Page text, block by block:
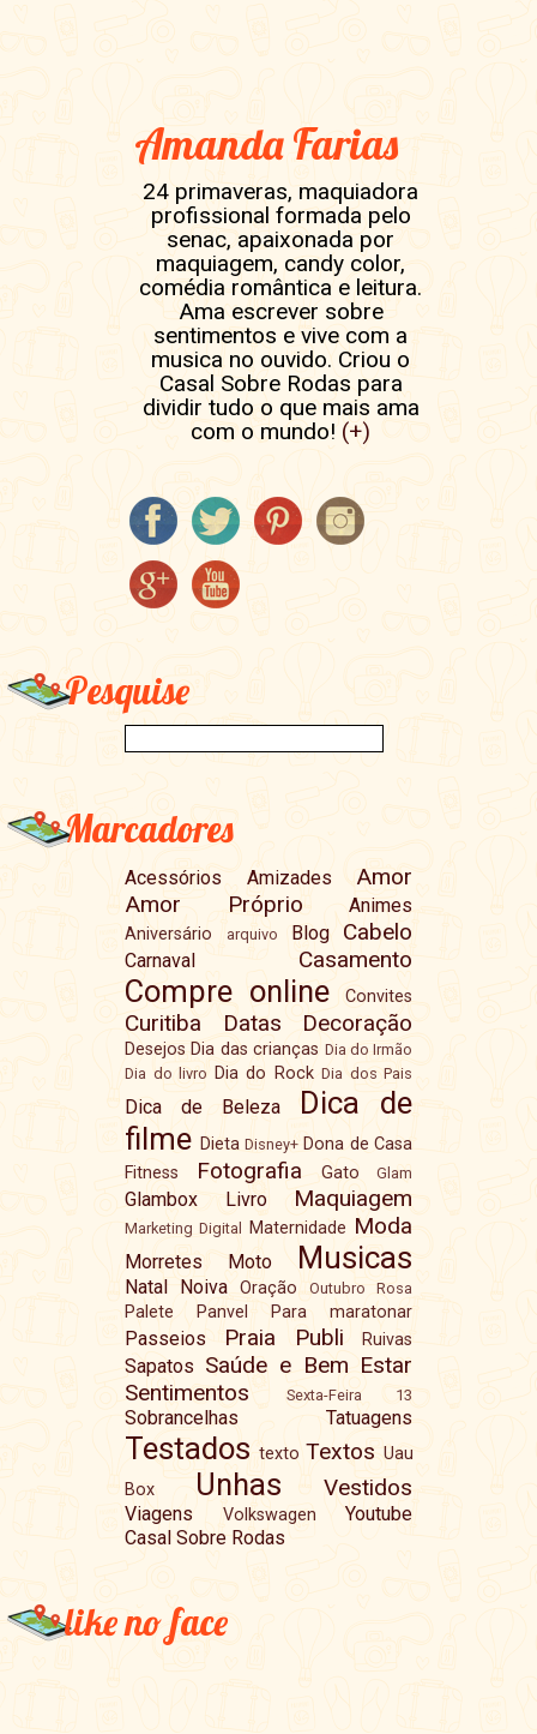
Amanda Farias
24 primaveras, maquiadora
profissional formada pelo
senac, apaixonada por
maquiagem, candy color,
comédia romântica e leitura.
Ama escrever sobre
sentimentos e vive com a
musica no ouvido. Criou o
Casal Sobre Rodas para
dividir tudo o que mais ama
com o mundo! (+)
Pesquise
Marcadores
Acessórios Amizades
Amor
Amor Próprio
Animes
Aniversário arquivo Blog Cabelo
Carnaval Casamento
Compre online Convites
Curitiba Datas Decoração
Desejos Dia das crianças Dia do Irmão
Dia do livro Dia do Rock Dia dos Pais
Dica de Beleza
Dica de
filme Dieta Disney+ Dona de Casa
Fitness
Fotografia Gato Glam
Glambox Livro Maquiagem
Marketing Digital Maternidade Moda
Morretes Moto Musicas
Natal Noiva Oração Outubro Rosa
Palete Panvel Para maratonar
Passeios Praia Publi Ruivas
Sapatos Saúde e Bem Estar
Sentimentos
Sexta-Feira 13
Sobrancelhas Tatuagens
Testados texto Textos Uau
Box
Unhas Vestidos
Viagens Volkswagen
Youtube
Casal Sobre Rodas
like no face